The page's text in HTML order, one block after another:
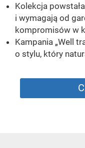
Kolekcja
i wymagają od
kompromisów w
Kampania „Well
o stylu, który